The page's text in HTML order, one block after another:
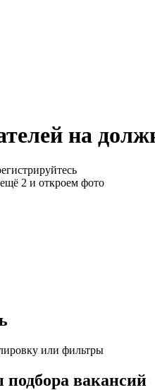
на
2 и откроем фото
или фильтры
вакансий